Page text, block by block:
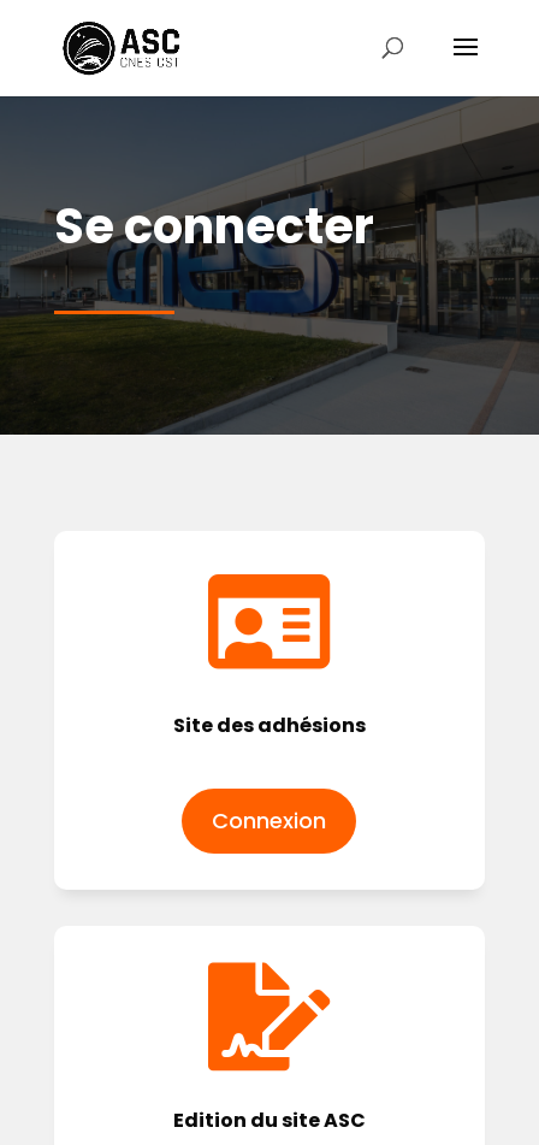
Se connecter

Site des adhésions
Connexion

Edition du site ASC